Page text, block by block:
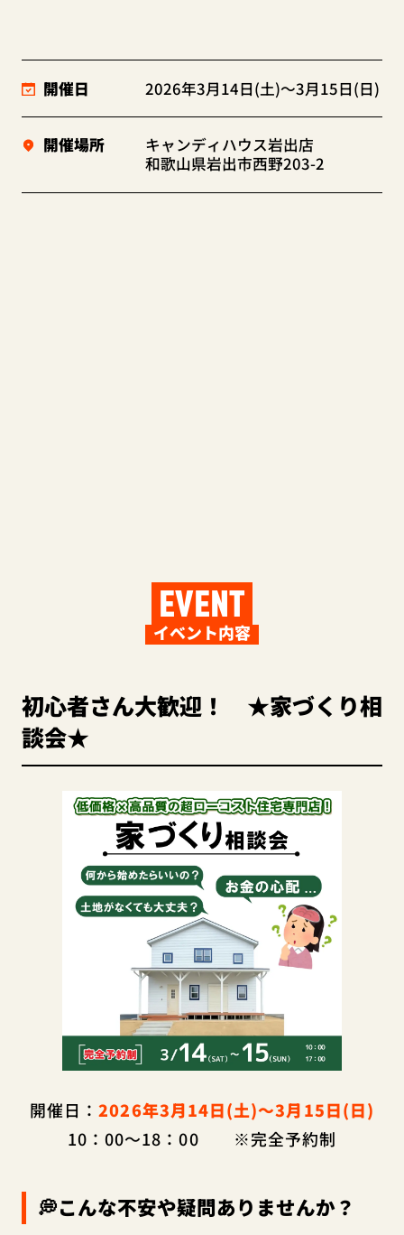
開催日 2026年3月14日(土)～3月15日(日)
開催場所
キャンディハウス岩出店
和歌山県岩出市西野203-2
EVENT
イベント内容
初心者さん大歓迎！ ★家づくり相
談会★
開催日：2026年3月14日(土)～3月15日(日)
10：00～18：00 ※完全予約制
💭こんな不安や疑問ありませんか？